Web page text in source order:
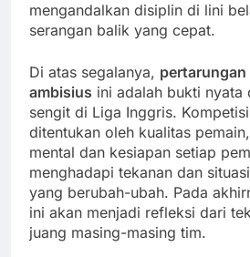
mengandalkan disiplin di lini
serangan balik yang cepat.
Di atas segalanya,
ambisius ini adalah bukti nyata
sengit di Liga Inggris.
ditentukan oleh kualitas
mental dan kesiapan setiap
menghadapi tekanan dan
yang berubah-ubah. Pada
ini akan menjadi refleksi dari
juang masing-masing tim.